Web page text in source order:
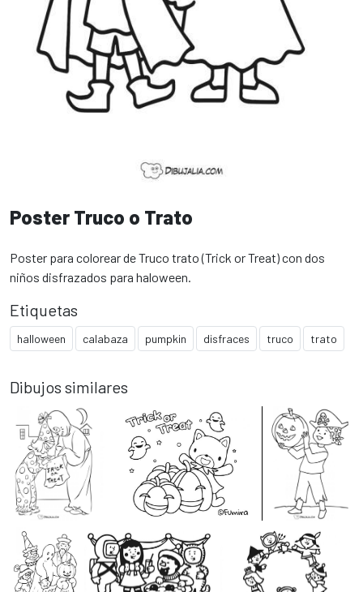
Poster Truco o Trato
Poster para colorear de Truco trato (Trick or Treat) con dos
niños disfrazados para haloween.
Etiquetas
halloween calabaza pumpkin disfraces truco trato
Dibujos similares